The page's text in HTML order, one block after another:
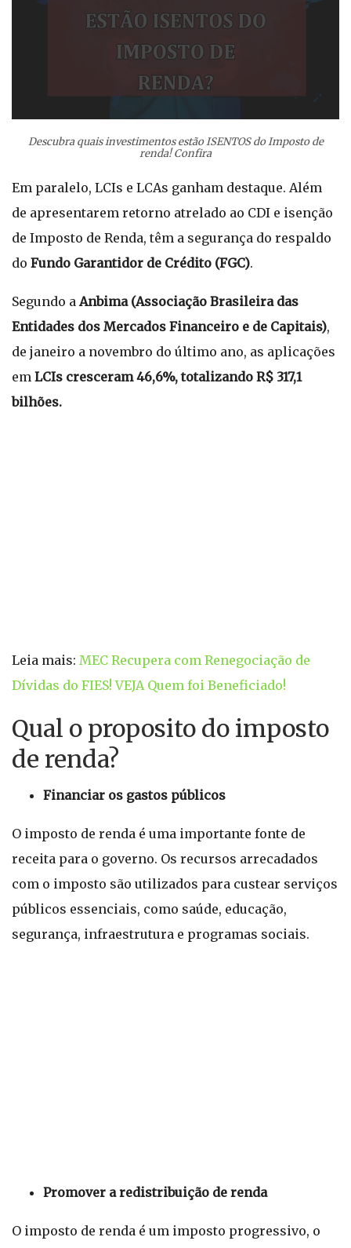
Descubra quais investimentos estão ISENTOS do Imposto de
renda! Confira
Em paralelo, LCIs e LCAs ganham destaque. Além
de apresentarem retorno atrelado ao CDI e isenção
de Imposto de Renda, têm a segurança do respaldo
do Fundo Garantidor de Crédito (FGC).
Segundo aAnbima (Associação Brasileira das
Entidades dos Mercados Financeiro e de Capitais),
de janeiro a novembro do último ano, as aplicações
em LCIs cresceram 46,6%, totalizando R$ 317,1
bilhões.
Leia mais: MEC Recupera com Renegociação de
Dívidas do FIES! VEJA Quem foi Beneficiado!
Qual o proposito do imposto
de renda?
Financiar os gastos públicos
O imposto de renda é uma importante fonte de
receita para o governo. Os recursos arrecadados
com o imposto são utilizados para custear serviços
públicos essenciais, como saúde, educação,
segurança, infraestrutura e programas sociais.
Promover a redistribuição de renda
O imposto de renda é um imposto progressivo, o